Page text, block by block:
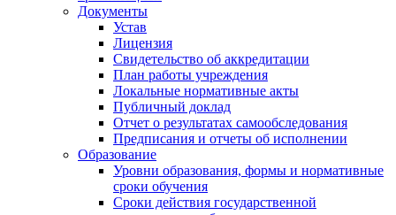
Документы
Устав
Лицензия
Свидетельство об аккредитации
План работы учреждения
Локальные нормативные акты
Публичный доклад
Отчет о результатах самообследования
Предписания и отчеты об исполнении
Образование
Уровни образования, формы и нормативные
сроки обучения
Сроки действия государственной